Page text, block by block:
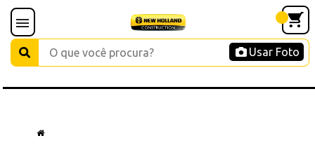
Usar Foto